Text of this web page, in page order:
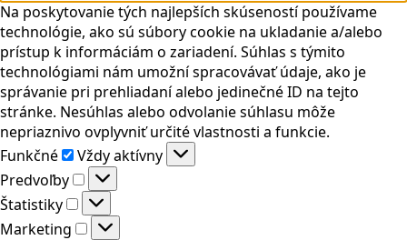
Na poskytovanie tých najlepších skúseností používame
technológie, ako sú súbory cookie na ukladanie a/alebo
prístup k informáciám o zariadení. Súhlas s týmito
technológiami nám umožní spracovávať údaje, ako je
správanie pri prehliadaní alebo jedinečné ID na tejto
stránke. Nesúhlas alebo odvolanie súhlasu môže
nepriaznivo ovplyvniť určité vlastnosti a funkcie.
Funkčné
Funkčné
Vždy aktívny
Predvoľby
Predvoľby
Štatistiky
Štatistiky
Marketing
Marketing